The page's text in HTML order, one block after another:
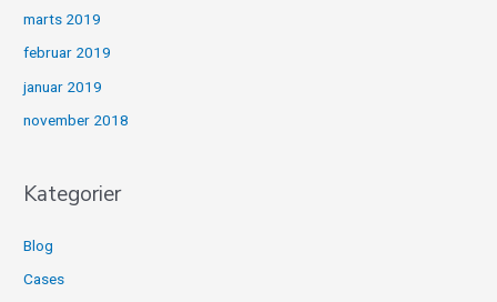
marts 2019
februar 2019
januar 2019
november 2018
Kategorier
Blog
Cases